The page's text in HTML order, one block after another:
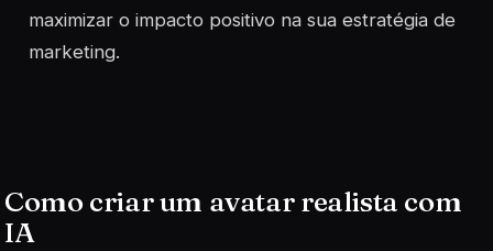
maximizar o impacto positivo na sua estratégia de
marketing.
Como criar um avatar realista com
IA